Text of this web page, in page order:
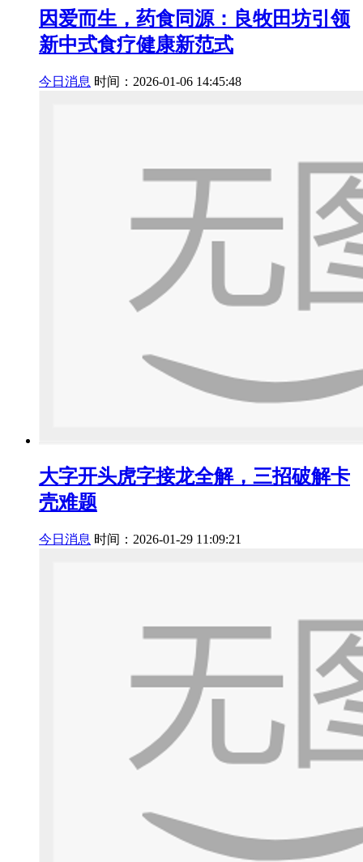
因爱而生，药食同源：良牧田坊引领
新中式食疗健康新范式
今日消息 时间：2026-01-06 14:45:48
大字开头虎字接龙全解，三招破解卡
壳难题
今日消息 时间：2026-01-29 11:09:21